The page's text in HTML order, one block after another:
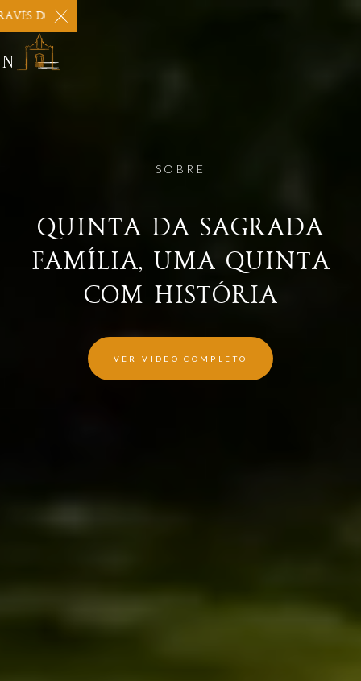
DO NOSSO SITE PARA PREÇOS MAIS BARATOS! ESTAMOS
SOBRE
QUINTA DA SAGRADA
FAMÍLIA, UMA QUINTA
COM HISTÓRIA
VER VIDEO COMPLETO